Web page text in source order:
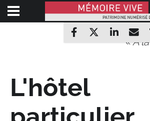
Mémoire Vive patrimoine numérisé de
Ouvrir le menu déroulant
Partager
Partager sur
« A
L'hôtel